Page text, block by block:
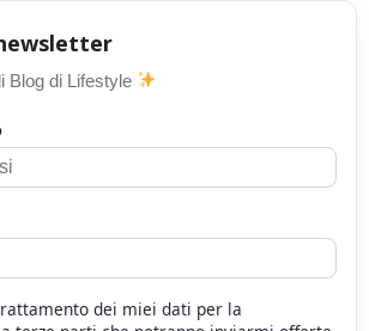
Blog di Lifestyle
dei miei dati per la